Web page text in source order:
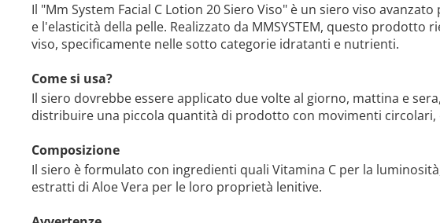
Il "Mm System Facial C Lotion 20 Siero Viso" è un siero viso
e l'elasticità della pelle. Realizzato da MMSYSTEM, questo prodotto
viso, specificamente nelle sotto categorie idratanti e nutrienti.
Come si usa?
Il siero dovrebbe essere applicato due volte al giorno, mattina e
distribuire una piccola quantità di prodotto con movimenti circolari,
Composizione
Il siero è formulato con ingredienti quali Vitamina C per la
estratti di Aloe Vera per le loro proprietà lenitive.